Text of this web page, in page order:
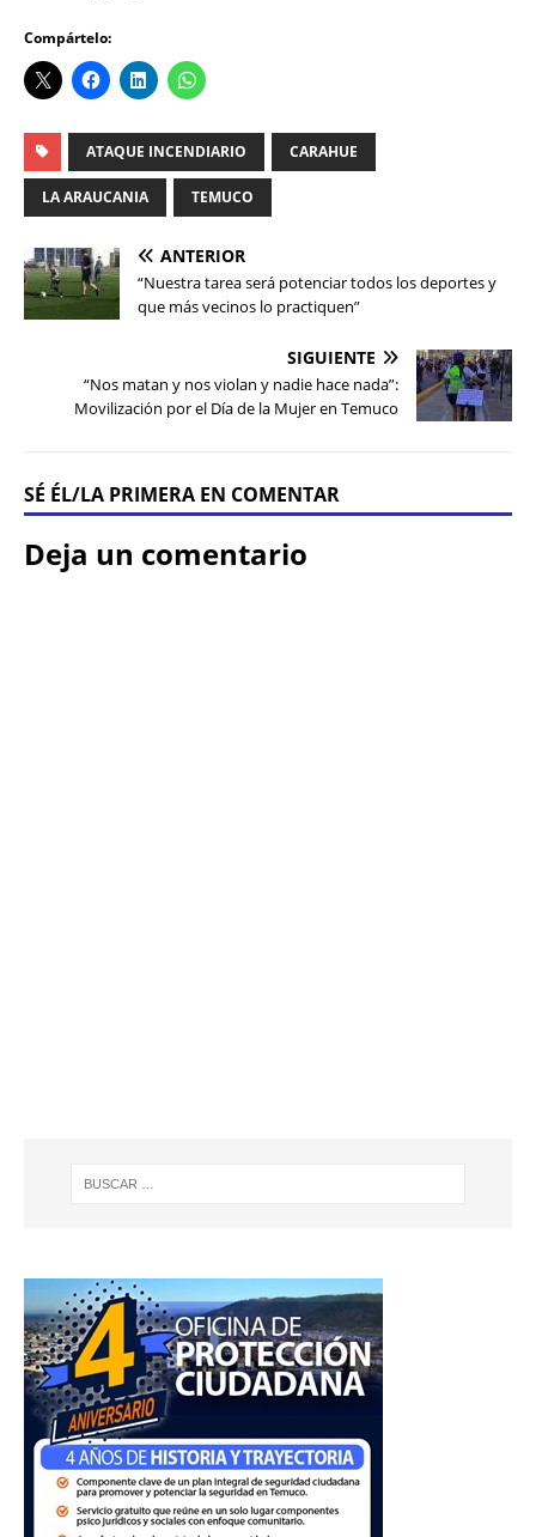
Compártelo:
ATAQUE INCENDIARIO CARAHUE
LA ARAUCANIA TEMUCO
ANTERIOR
“Nuestra tarea será potenciar todos los deportes y
que más vecinos lo practiquen”
SIGUIENTE
“Nos matan y nos violan y nadie hace nada”:
Movilización por el Día de la Mujer en Temuco
SÉ ÉL/LA PRIMERA EN COMENTAR
Deja un comentario